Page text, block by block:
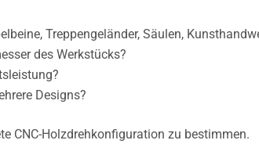
Treppengeländer, Säulen,
des Werkstücks?
Designs?
CNC-Holzdrehkonfiguration zu bestimmen.